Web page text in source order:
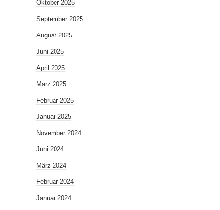
Oktober 2025
September 2025
August 2025
Juni 2025
April 2025
März 2025
Februar 2025
Januar 2025
November 2024
Juni 2024
März 2024
Februar 2024
Januar 2024